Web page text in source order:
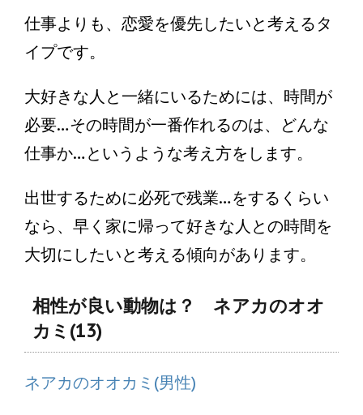
仕事よりも、恋愛を優先したいと考えるタ
イプです。
大好きな人と一緒にいるためには、時間が
必要…その時間が一番作れるのは、どんな
仕事か…というような考え方をします。
出世するために必死で残業…をするくらい
なら、早く家に帰って好きな人との時間を
大切にしたいと考える傾向があります。
相性が良い動物は？ ネアカのオオ
カミ(13)
ネアカのオオカミ(男性)